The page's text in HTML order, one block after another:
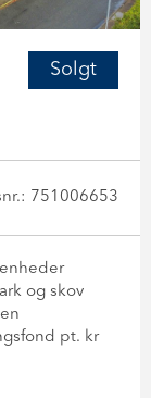
Solgt
751006653
og skov
pt. kr